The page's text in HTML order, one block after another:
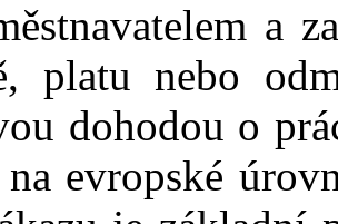
a
platu nebo
dohodou o
evropské